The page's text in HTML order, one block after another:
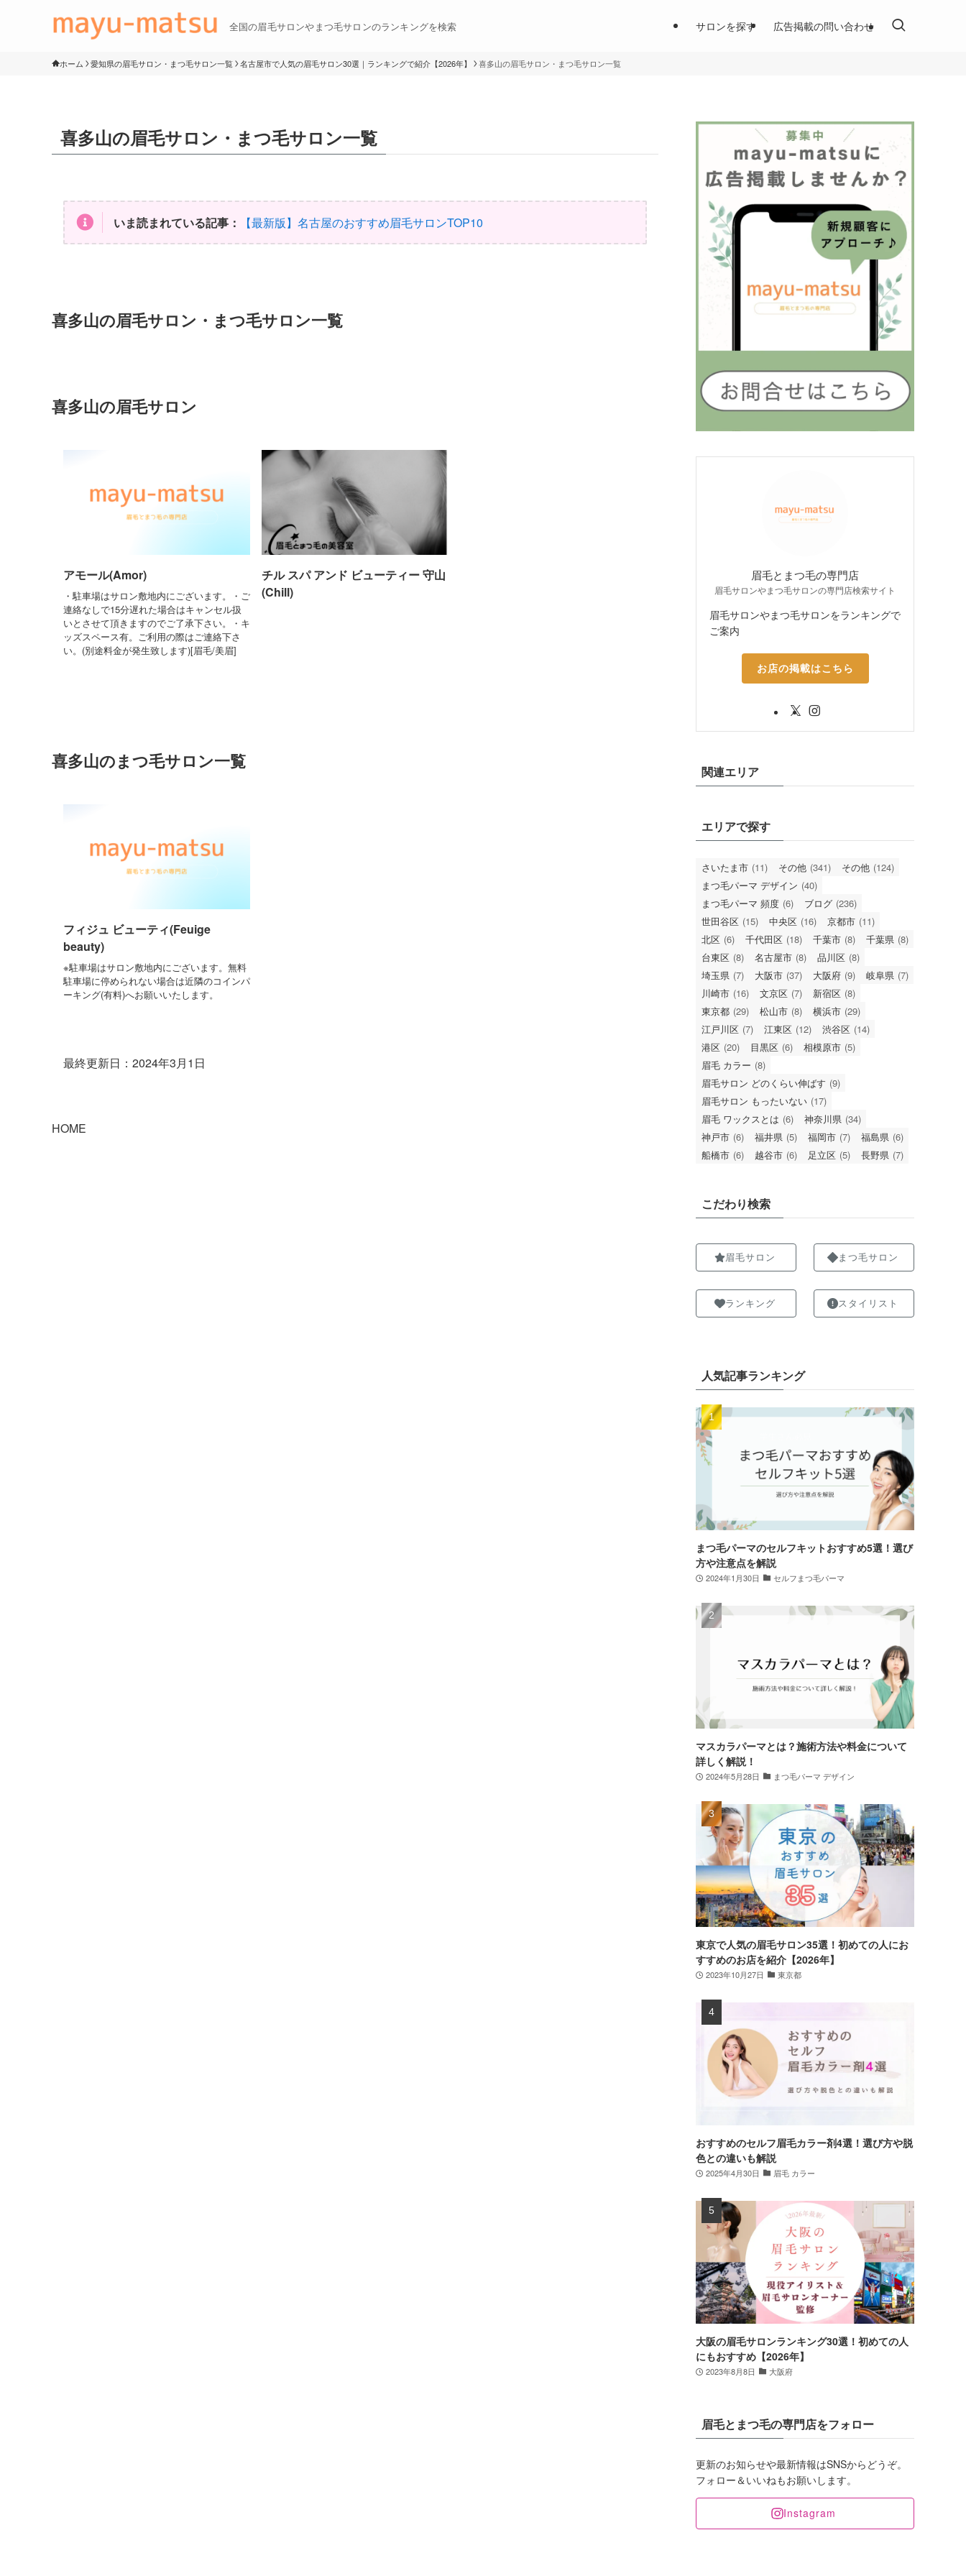
全国の眉毛サロンやまつ毛サロンのランキングを検索 サロンを探す 広告掲載の問い合わせ
ホーム 愛知県の眉毛サロン・まつ毛サロン一覧 名古屋市で人気の眉毛サロン30選｜ランキングで紹介【2026年】 喜多山の眉毛サロン・まつ毛サロン一覧
喜多山の眉毛サロン・まつ毛サロン一覧
いま読まれている記事： 【最新版】名古屋のおすすめ眉毛サロンTOP10
喜多山の眉毛サロン・まつ毛サロン一覧
喜多山の眉毛サロン
アモール(Amor)
・駐車場はサロン敷地内にございます。・ご
連絡なしで15分遅れた場合はキャンセル扱
いとさせて頂きますのでご了承下さい。・キ
ッズスペース有。ご利用の際はご連絡下さ
い。(別途料金が発生致します)[眉毛/美眉]
チル スパ アンド ビューティー 守山
(Chill)
喜多山のまつ毛サロン一覧
フィジュ ビューティ(Feuige
beauty)
※駐車場はサロン敷地内にございます。無料
駐車場に停められない場合は近隣のコインパ
ーキング(有料)へお願いいたします。
最終更新日：2024年3月1日
HOME
眉毛とまつ毛の専門店
眉毛サロンやまつ毛サロンの専門店検索サイト
眉毛サロンやまつ毛サロンをランキングで
ご案内
お店の掲載はこちら
関連エリア
エリアで探す
さいたま市 (11) その他 (341) その他 (124)
まつ毛パーマ デザイン (40)
まつ毛パーマ 頻度 (6) ブログ (236)
世田谷区 (15) 中央区 (16) 京都市 (11)
北区 (6) 千代田区 (18) 千葉市 (8) 千葉県 (8)
台東区 (8) 名古屋市 (8) 品川区 (8)
埼玉県 (7) 大阪市 (37) 大阪府 (9) 岐阜県 (7)
川崎市 (16) 文京区 (7) 新宿区 (8)
東京都 (29) 松山市 (8) 横浜市 (29)
江戸川区 (7) 江東区 (12) 渋谷区 (14)
港区 (20) 目黒区 (6) 相模原市 (5)
眉毛 カラー (8)
眉毛サロン どのくらい伸ばす (9)
眉毛サロン もったいない (17)
眉毛 ワックスとは (6) 神奈川県 (34)
神戸市 (6) 福井県 (5) 福岡市 (7) 福島県 (6)
船橋市 (6) 越谷市 (6) 足立区 (5) 長野県 (7)
こだわり検索
眉毛サロン
ランキング
まつ毛サロン
スタイリスト
人気記事ランキング
まつ毛パーマのセルフキットおすすめ5選！選び
方や注意点を解説
2024年1月30日 セルフまつ毛パーマ
マスカラパーマとは？施術方法や料金について
詳しく解説！
2024年5月28日 まつ毛パーマ デザイン
東京で人気の眉毛サロン35選！初めての人にお
すすめのお店を紹介【2026年】
2023年10月27日 東京都
おすすめのセルフ眉毛カラー剤4選！選び方や脱
色との違いも解説
2025年4月30日 眉毛 カラー
大阪の眉毛サロンランキング30選！初めての人
にもおすすめ【2026年】
2023年8月8日 大阪府
眉毛とまつ毛の専門店をフォロー
更新のお知らせや最新情報はSNSからどうぞ。
フォロー＆いいねもお願いします。
Instagram